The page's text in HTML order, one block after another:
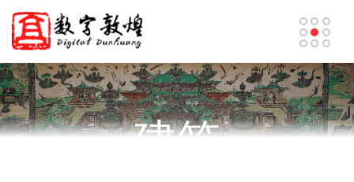
建筑